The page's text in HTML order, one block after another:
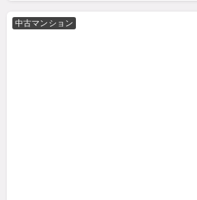
中古マンション